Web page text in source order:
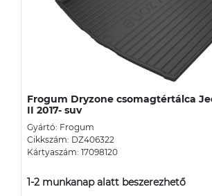
Frogum Dryzone csomagtértálca
II 2017- suv
Gyártó: Frogum
Cikkszám: DZ406322
Kártyaszám: 17098120
1-2 munkanap alatt beszerezhető